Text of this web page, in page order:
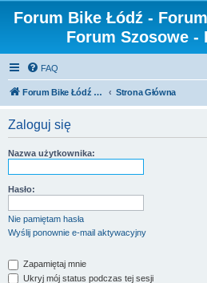
Forum Bike Łódź -
Forum Szosowe -
FAQ
Forum Bike Łódź - Forum Rowerowe Łódź - Forum Szosowe - Forum MTB Strona Główna
Zaloguj się
Nazwa użytkownika:
Hasło:
Nie pamiętam hasła
Wyślij ponownie e-mail aktywacyjny
Zapamiętaj mnie
Ukryj mój status podczas tej sesji